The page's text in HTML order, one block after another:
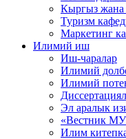
Кыргыз жана
Туризм
Маркетинг
Илимий иш
Иш-чаралар
Илимий
Илимий
Эл аралык
«Вестник
Илим